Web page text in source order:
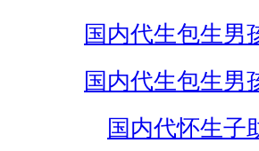
国内代生包生男
国内代生包生男
国内代怀生子